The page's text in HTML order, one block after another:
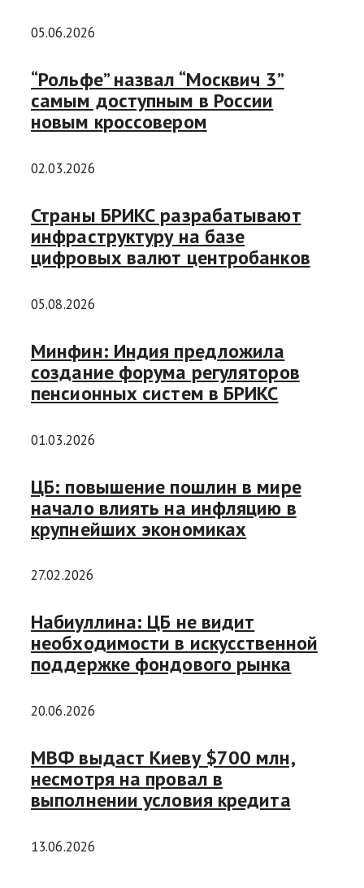
05.06.2026
“Рольфе” назвал “Москвич 3”
самым доступным в России
новым кроссовером
02.03.2026
Страны БРИКС разрабатывают
инфраструктуру на базе
цифровых валют центробанков
05.08.2026
Минфин: Индия предложила
создание форума регуляторов
пенсионных систем в БРИКС
01.03.2026
ЦБ: повышение пошлин в мире
начало влиять на инфляцию в
крупнейших экономиках
27.02.2026
Набиуллина: ЦБ не видит
необходимости в искусственной
поддержке фондового рынка
20.06.2026
МВФ выдаст Киеву $700 млн,
несмотря на провал в
выполнении условия кредита
13.06.2026